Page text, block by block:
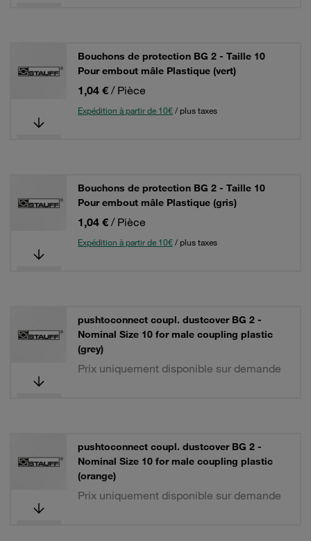
Bouchons de protection BG 2 - Taille 10
Pour embout mâle Plastique (vert)
1,04 € / Pièce
Expédition à partir de 10€/ plus taxes
Bouchons de protection BG 2 - Taille 10
Pour embout mâle Plastique (gris)
1,04 € / Pièce
Expédition à partir de 10€/ plus taxes
pushtoconnect coupl. dustcover BG 2 -
Nominal Size 10 for male coupling plastic
(grey)
Prix uniquement disponible sur demande
pushtoconnect coupl. dustcover BG 2 -
Nominal Size 10 for male coupling plastic
(orange)
Prix uniquement disponible sur demande